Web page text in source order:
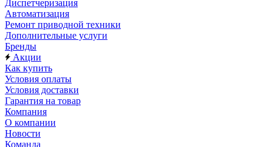
Диспетчеризация
Автоматизация
Ремонт приводной техники
Дополнительные услуги
Бренды
Акции
Как купить
Условия оплаты
Условия доставки
Гарантия на товар
Компания
О компании
Новости
Команда